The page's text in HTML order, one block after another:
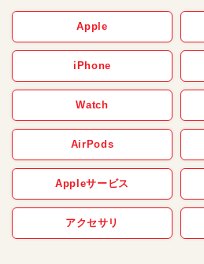
Apple
iPhone
Watch
AirPods
Appleサービス
アクセサリ